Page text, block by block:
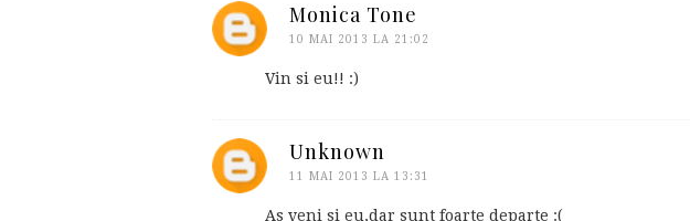
Monica Tone
10 MAI 2013 LA 21:02
Vin si eu!! :)
Unknown
11 MAI 2013 LA 13:31
As veni si eu,dar sunt foarte departe :(